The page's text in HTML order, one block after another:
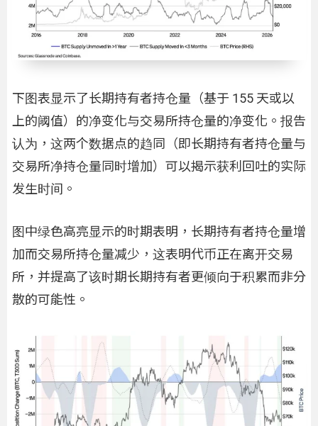
下图表显示了长期持有者持仓量（基于 155 天或以
上的阈值）的净变化与交易所持仓量的净变化。报告
认为，这两个数据点的趋同（即长期持有者持仓量与
交易所净持仓量同时增加）可以揭示获利回吐的实际
发生时间。
图中绿色高亮显示的时期表明，长期持有者持仓量增
加而交易所持仓量减少，这表明代币正在离开交易
所，并提高了该时期长期持有者更倾向于积累而非分
散的可能性。